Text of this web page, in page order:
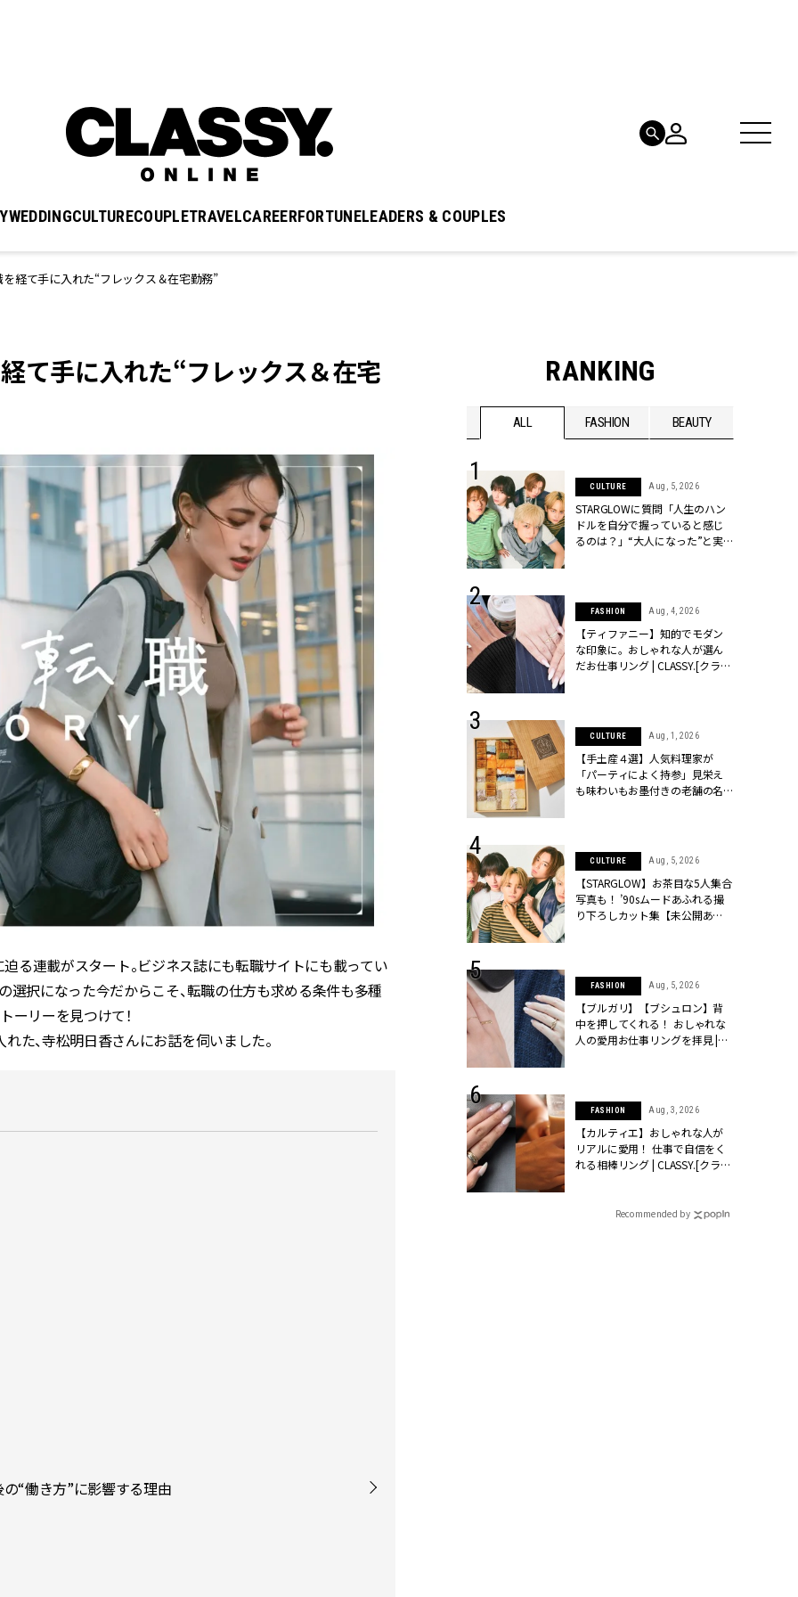
WEDDINGCULTURECOUPLETRAVELCAREERFORTUNELEADERS & COUPLES
経て手に入れた“フレックス＆在宅勤務”
経て手に入れた“フレックス＆在宅
る連載がスタート。ビジネス誌にも転職サイトにも載ってい
選択になった今だからこそ、転職の仕方も求める条件も多種
ーリーを見つけて！
た、寺松明日香さんにお話を伺いました。
の“働き方”に影響する理由
RANKING
ALL FASHION BEAUTY
BEAUTY Aug, 5, 2026
夏の深刻なくすみ・色ムラにア
プローチ！【透明感を底上げ】
神コスメ３選 | CLASSY.[クラッシ
BEAUTY Aug, 5, 2026
ユニクロ名品も！日焼け対策ガ
チ勢の「ないと無理」なアイテ
ムハック7選 | CLASSY.[クラッシ
ィ]
BEAUTY Aug, 5, 2026
忙しい毎日に「うるおいター
ボ」を。新【SOFINA BASIC＋】
のお手入れでうるおってなめら
かな肌を目指す | CLASSY.[クラッ
シィ]
BEAUTY Nov, 17, 2025
【落ちない名品リップ10選】塗
り直しできない・皮むけしやす
いetc.悩みをクリア | CLASSY.[ク
ラッシィ]
BEAUTY Aug, 4, 2026
【猛暑ダメージ】はまずリセッ
ト！30代の夏枯れ肌を救う「先
回りエイジングケア」美容液3選
朝の“寝ぐせ直し”はもういらな
WEDDING
結婚式に黒ドレスはアリ？お呼
ばれで失敗しないコーデ＆マナ
ーを解説 | CLASSY.[クラッシィ]
WEDDING
【結婚指輪】人気ブランドのリ
ング22選｜20〜30代カップルの
エピソードも | CLASSY.[クラッシ
ィ]
WEDDING
【一生ものジュエリー】1つでも
「トゥギャザー」シリーズに注
【結婚式のお呼ばれバッグ最新
事情】アンテプリマ、プラダetc.
「小さくても収納力あり」が条
件！ | CLASSY.[クラッシィ]
WEDDING
【カルティエ、ブシュロン、ショ
CULTURE Aug, 5, 2026
STARGLOWに質問「人生のハン
ドルを自分で握っていると感じ
るのは？」“大️人になった”と実
FASHION Aug, 4, 2026
【ティファニー】知的でモダン
な印象に。おしゃれな人が選ん
だお仕事リング | CLASSY.[クラッ
CULTURE Aug, 1, 2026
【手土産４選】人気料理家が
「パーティによく持参」見栄え
も味わいもお墨付きの老舗の名
CULTURE Aug, 5, 2026
【STARGLOW】お茶目な5人集合
写真も！ ’90sムードあふれる撮
り下ろしカット集【未公開あ
FASHION Aug, 5, 2026
【ブルガリ】【ブシュロン】背
中を押してくれる！ おしゃれな
人の愛用お仕事リングを拝見 |
FASHION Aug, 3, 2026
【カルティエ】おしゃれな人が
リアルに愛用！ 仕事で自信をく
れる相棒リング | CLASSY.[クラッ
Recommended by